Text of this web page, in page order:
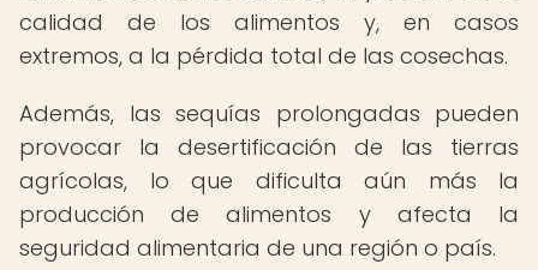
calidad de los alimentos y, en casos
extremos, a la pérdida total de las cosechas.
Además, las sequías prolongadas pueden
provocar la desertificación de las tierras
agrícolas, lo que dificulta aún más la
producción de alimentos y afecta la
seguridad alimentaria de una región o país.